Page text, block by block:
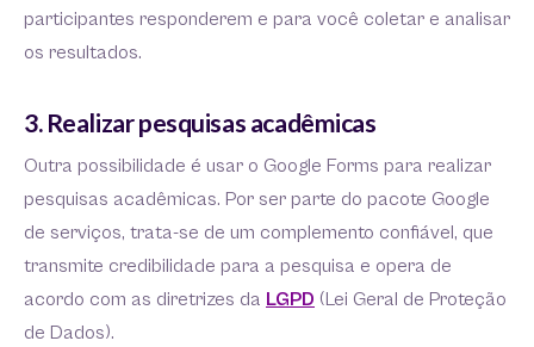
participantes responderem e para você coletar e analisar
os resultados.
3. Realizar pesquisas acadêmicas
Outra possibilidade é usar o Google Forms para realizar
pesquisas acadêmicas. Por ser parte do pacote Google
de serviços, trata-se de um complemento confiável, que
transmite credibilidade para a pesquisa e opera de
acordo com as diretrizes da LGPD (Lei Geral de Proteção
de Dados).